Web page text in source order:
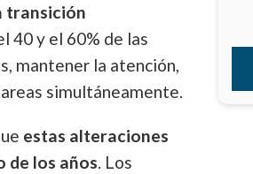
transición
40 y el 60% de las
mantener la atención,
simultáneamente.
estas alteraciones
de los años. Los